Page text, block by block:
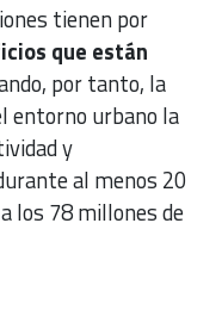
tienen por
que están
por tanto, la
entorno urbano la
y
al menos 20
los 78 millones de